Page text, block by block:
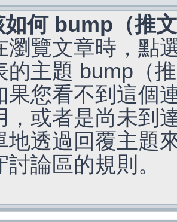
如何 bump（推
瀏覽文章時，點
的主題 bump（
果您看不到這個
，或者是尚未到
地透過回覆主題
討論區的規則。